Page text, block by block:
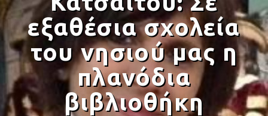
Current track
εξαθέσια σχολεία
του νησιού μας η
πλανόδια
βιβλιοθήκη